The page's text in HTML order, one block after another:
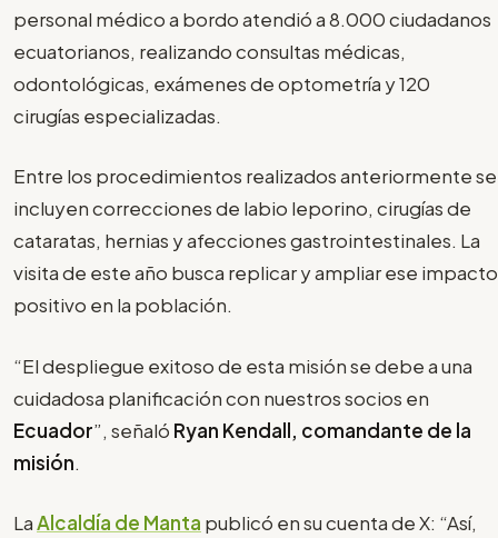
personal médico a bordo atendió a 8.000 ciudadanos
ecuatorianos, realizando consultas médicas,
odontológicas, exámenes de optometría y 120
cirugías especializadas.
Entre los procedimientos realizados anteriormente se
incluyen correcciones de labio leporino, cirugías de
cataratas, hernias y afecciones gastrointestinales. La
visita de este año busca replicar y ampliar ese impacto
positivo en la población.
“El despliegue exitoso de esta misión se debe a una
cuidadosa planificación con nuestros socios en
Ecuador”, señaló Ryan Kendall, comandante de la
misión.
LaAlcaldía de Manta publicó en su cuenta de X: “Así,